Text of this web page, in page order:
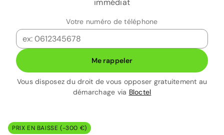
immédiat
Votre numéro de téléphone
Me rappeler
Vous disposez du droit de vous opposer gratuitement au
démarchage via Bloctel
PRIX EN BAISSE (-300 €)